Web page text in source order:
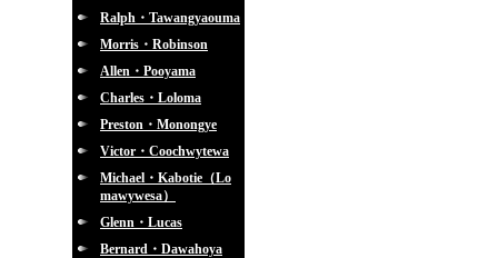
Ralph・Tawangyaouma
Morris・Robinson
Allen・Pooyama
Charles・Loloma
Preston・Monongye
Victor・Coochwytewa
Michael・Kabotie（Lo
mawywesa）
Glenn・Lucas
Bernard・Dawahoya